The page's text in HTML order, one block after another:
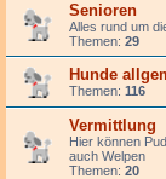
Senioren
Alles rund um
Themen: 29
Hunde
Themen: 116
Vermittlung
Hier können
auch Welpen
Themen: 20